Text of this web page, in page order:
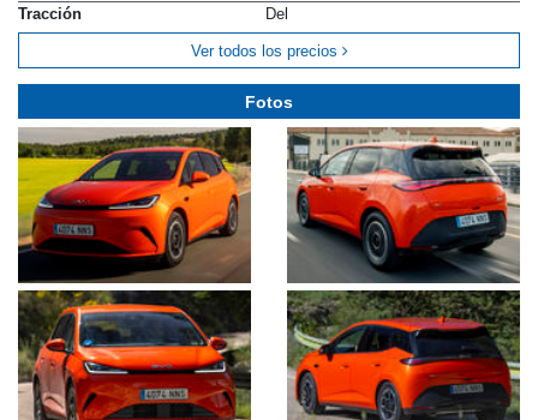
Tracción
Del
Ver todos los precios
Fotos